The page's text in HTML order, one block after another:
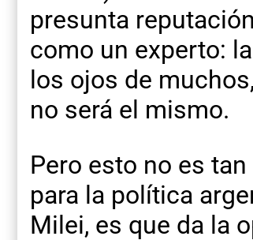
presunta
como un experto:
los ojos de
no será el mismo.
Pero esto no es
para la política
Milei, es que da la